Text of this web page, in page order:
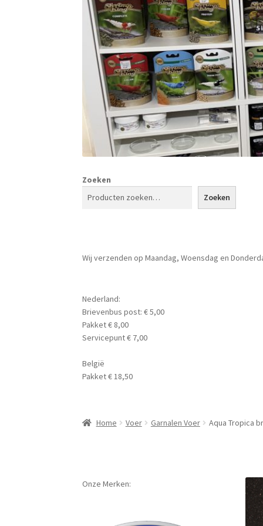
Zoeken
Zoeken
Wij verzenden op Maandag, Woensdag en
Nederland:
Brievenbus post: € 5,00
Pakket € 8,00
Servicepunt € 7,00
België
Pakket € 18,50
Home Voer Garnalen Voer Aqua Tropica
Onze Merken: